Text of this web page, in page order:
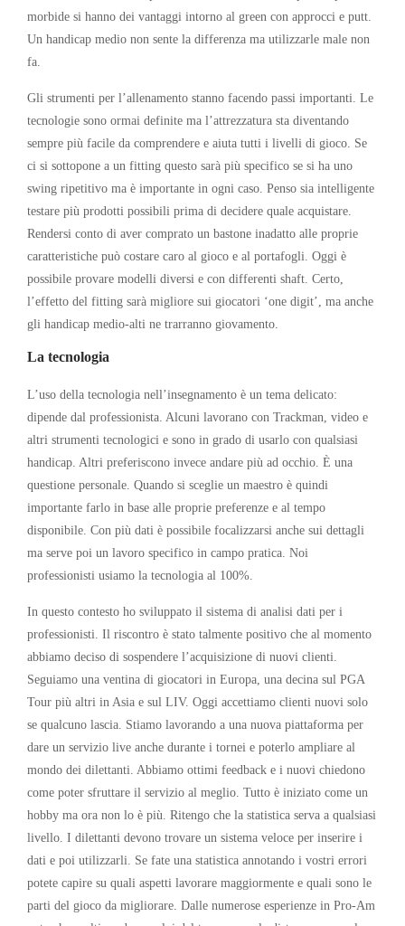
morbide si hanno dei vantaggi intorno al green con approcci e putt.
Un handicap medio non sente la differenza ma utilizzarle male non
fa.
Gli strumenti per l’allenamento stanno facendo passi importanti. Le
tecnologie sono ormai definite ma l’attrezzatura sta diventando
sempre più facile da comprendere e aiuta tutti i livelli di gioco. Se
ci si sottopone a un fitting questo sarà più specifico se si ha uno
swing ripetitivo ma è importante in ogni caso. Penso sia intelligente
testare più prodotti possibili prima di decidere quale acquistare.
Rendersi conto di aver comprato un bastone inadatto alle proprie
caratteristiche può costare caro al gioco e al portafogli. Oggi è
possibile provare modelli diversi e con differenti shaft. Certo,
l’effetto del fitting sarà migliore sui giocatori ‘one digit’, ma anche
gli handicap medio-alti ne trarranno giovamento.
La tecnologia
L’uso della tecnologia nell’insegnamento è un tema delicato:
dipende dal professionista. Alcuni lavorano con Trackman, video e
altri strumenti tecnologici e sono in grado di usarlo con qualsiasi
handicap. Altri preferiscono invece andare più ad occhio. È una
questione personale. Quando si sceglie un maestro è quindi
importante farlo in base alle proprie preferenze e al tempo
disponibile. Con più dati è possibile focalizzarsi anche sui dettagli
ma serve poi un lavoro specifico in campo pratica. Noi
professionisti usiamo la tecnologia al 100%.
In questo contesto ho sviluppato il sistema di analisi dati per i
professionisti. Il riscontro è stato talmente positivo che al momento
abbiamo deciso di sospendere l’acquisizione di nuovi clienti.
Seguiamo una ventina di giocatori in Europa, una decina sul PGA
Tour più altri in Asia e sul LIV. Oggi accettiamo clienti nuovi solo
se qualcuno lascia. Stiamo lavorando a una nuova piattaforma per
dare un servizio live anche durante i tornei e poterlo ampliare al
mondo dei dilettanti. Abbiamo ottimi feedback e i nuovi chiedono
come poter sfruttare il servizio al meglio. Tutto è iniziato come un
hobby ma ora non lo è più. Ritengo che la statistica serva a qualsiasi
livello. I dilettanti devono trovare un sistema veloce per inserire i
dati e poi utilizzarli. Se fate una statistica annotando i vostri errori
potete capire su quali aspetti lavorare maggiormente e quali sono le
parti del gioco da migliorare. Dalle numerose esperienze in Pro-Am